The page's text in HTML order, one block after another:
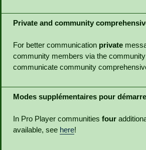
Private and community
For better communication private
community members via the
communicate community
Modes supplémentaires pour
In Pro Player communitiesfour
available, see here!